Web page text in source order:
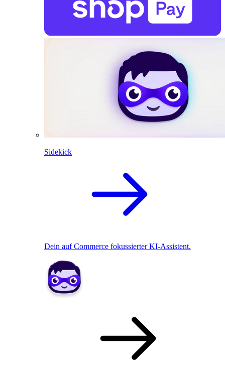
Sidekick
Dein auf Commerce fokussierter KI-Assistent.